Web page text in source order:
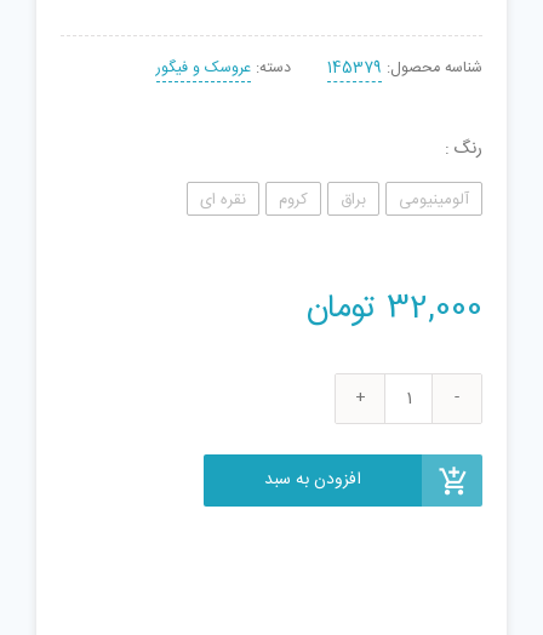
شناسه محصول: 145379 دسته: عروسک و فیگور
رنگ
آلومینیومی براق کروم نقره ای
32,000 تومان
ست
آشپزخانهافزودن به سبد